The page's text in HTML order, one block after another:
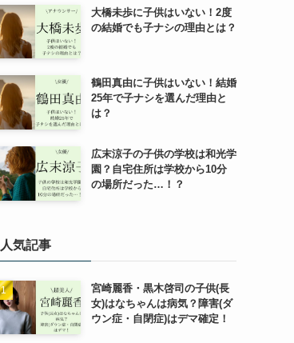
大橋未歩に子供はいない！2度
の結婚でも子ナシの理由とは？
鶴田真由に子供はいない！結婚
25年で子ナシを選んだ理由と
は？
広末涼子の子供の学校は和光学
園？自宅住所は学校から10分
の場所だった…！？
人気記事
宮崎麗香・黒木啓司の子供(長
女)はなちゃんは病気？障害(ダ
ウン症・自閉症)はデマ確定！